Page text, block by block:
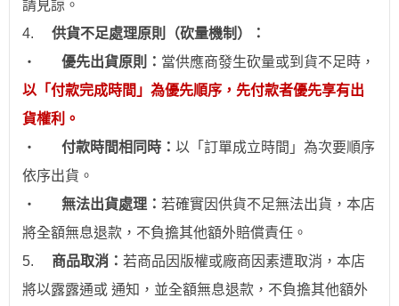
請見諒。
4.
供貨不足處理原則（砍量機制）：
‧
優先出貨原則： 當供應商發生砍量或到貨不足時，
以「付款完成時間」為優先順序，先付款者優先享有出
貨權利。
‧
付款時間相同時： 以「訂單成立時間」為次要順序
依序出貨。
‧
無法出貨處理： 若確實因供貨不足無法出貨，本店
將全額無息退款，不負擔其他額外賠償責任。
5.
商品取消： 若商品因版權或廠商因素遭取消，本店
將以露露通或 通知，並全額無息退款 ，不負擔其他額外